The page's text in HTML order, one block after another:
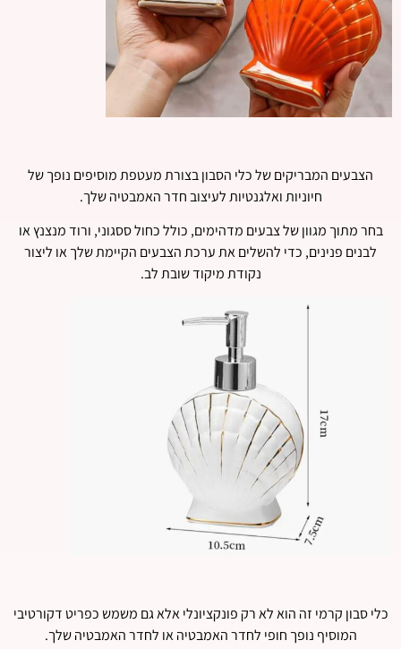
הצבעים המבריקים של כלי הסבון בצורת מעטפת מוסיפים נופך של
חיוניות ואלגנטיות לעיצוב חדר האמבטיה שלך.
בחר מתוך מגוון של צבעים מדהימים, כולל כחול ססגוני, ורוד מנצנץ או
לבנים פנינים, כדי להשלים את ערכת הצבעים הקיימת שלך או ליצור
נקודת מיקוד שובת לב.
כלי סבון קרמי זה הוא לא רק פונקציונלי אלא גם משמש כפריט דקורטיבי
המוסיף נופך חופי לחדר האמבטיה או לחדר האמבטיה שלך.